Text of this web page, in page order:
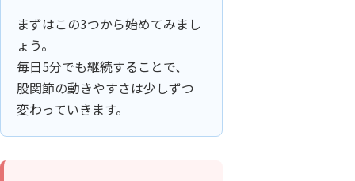
まずはこの3つから始めてみまし
ょう。
毎日5分でも継続することで、
股関節の動きやすさは少しずつ
変わっていきます。